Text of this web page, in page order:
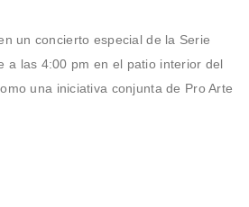
un concierto especial de la Serie
a las 4:00 pm en el patio interior del
una iniciativa conjunta de Pro Arte